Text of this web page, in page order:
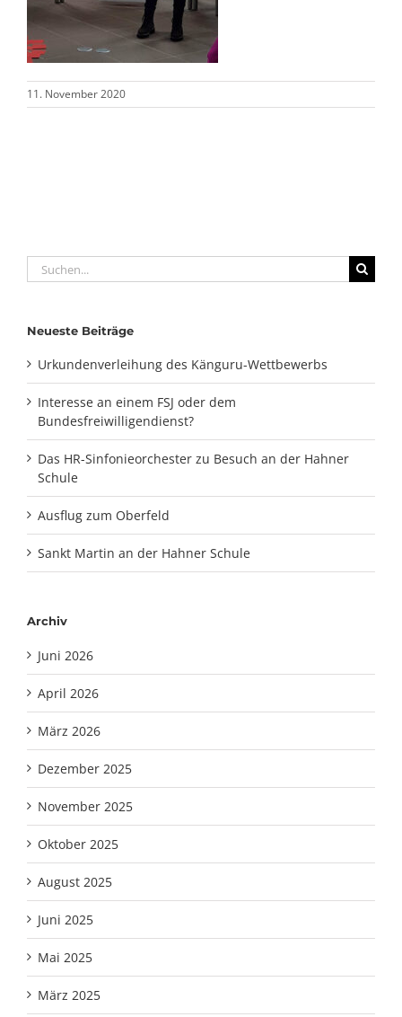
11. November 2020
Suche
nach:
Neueste Beiträge
Urkundenverleihung des Känguru-Wettbewerbs
Interesse an einem FSJ oder dem
Bundesfreiwilligendienst?
Das HR-Sinfonieorchester zu Besuch an der Hahner
Schule
Ausflug zum Oberfeld
Sankt Martin an der Hahner Schule
Archiv
Juni 2026
April 2026
März 2026
Dezember 2025
November 2025
Oktober 2025
August 2025
Juni 2025
Mai 2025
März 2025